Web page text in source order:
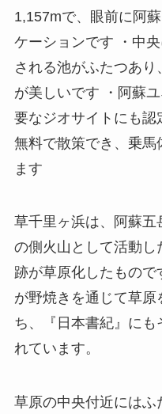
1,157mで、眼前に阿
ケーションです ・中
される池がふたつあり
が美しいです ・阿蘇
要なジオサイトにも
無料で散策でき、乗
ます
草千里ヶ浜は、阿蘇
の側火山として活動し
跡が草原化したもので
が野焼きを通じて草
ち、『日本書紀』にも
れています。
草原の中央付近にはふ